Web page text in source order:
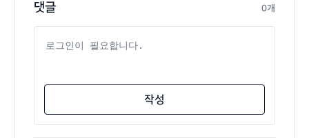
댓글 0개
댓글 내용
작성